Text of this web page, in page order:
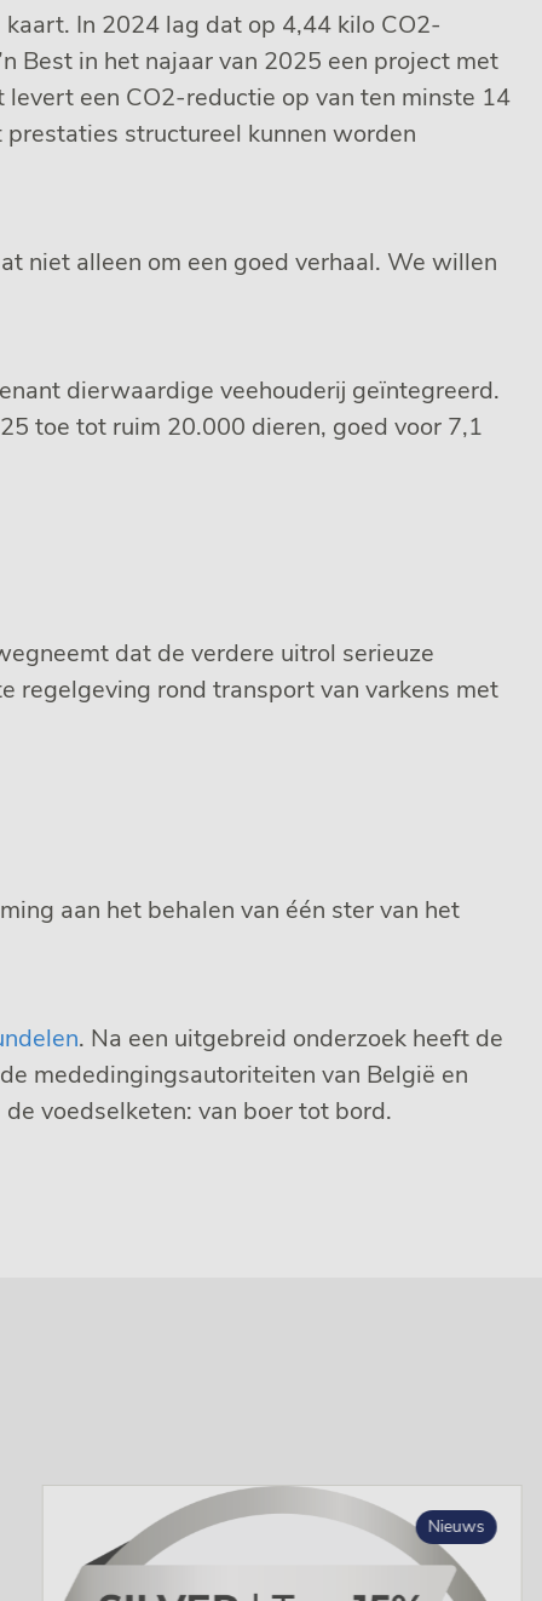
In 2024 lag dat op 4,44 kilo CO2-
Best in het najaar van 2025 een project met
een CO2-reductie op van ten minste 14
structureel kunnen worden
niet alleen om een goed verhaal. We willen
dierwaardige veehouderij geïntegreerd.
toe tot ruim 20.000 dieren, goed voor 7,1
dat de verdere uitrol serieuze
regelgeving rond transport van varkens met
aan het behalen van één ster van het
. Na een uitgebreid onderzoek heeft de
mededingingsautoriteiten van België en
voedselketen: van boer tot bord.
Nieuws